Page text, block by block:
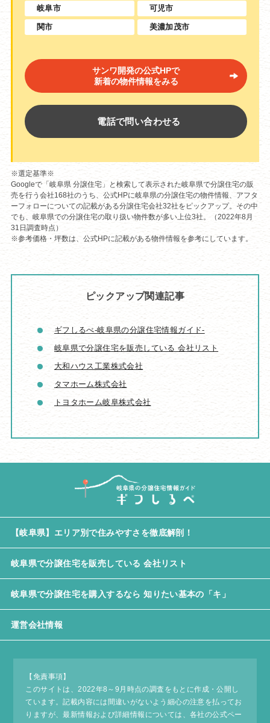
岐阜市 可児市
関市 美濃加茂市
サンワ開発の公式HPで
新着の物件情報をみる
電話で問い合わせる
※選定基準※
Googleで「岐阜県 分譲住宅」と検索して表示された岐阜県で分譲住宅の販
売を行う会社168社のうち、公式HPに岐阜県の分譲住宅の物件情報、アフタ
ーフォローについての記載がある分譲住宅会社32社をピックアップ。その中
でも、岐阜県での分譲住宅の取り扱い物件数が多い上位3社。（2022年8月
31日調査時点）
※参考価格・坪数は、公式HPに記載がある物件情報を参考にしています。
ピックアップ関連記事
ギフしるべ-岐阜県の分譲住宅情報ガイド-
岐阜県で分譲住宅を販売している 会社リスト
大和ハウス工業株式会社
タマホーム株式会社
トヨタホーム岐阜株式会社
【岐阜県】エリア別で住みやすさを徹底解剖！
岐阜県で分譲住宅を販売している 会社リスト
岐阜県で分譲住宅を購入するなら 知りたい基本の「キ」
運営会社情報
【免責事項】
このサイトは、2022年8～9月時点の調査をもとに作成・公開し
ています。記載内容には間違いがないよう細心の注意を払ってお
りますが、最新情報および詳細情報については、各社の公式ペー